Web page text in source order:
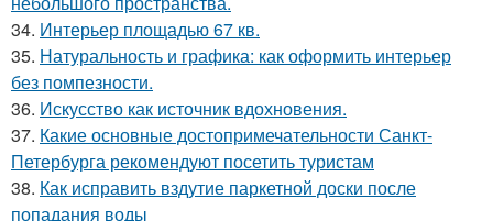
34. Интерьер площадью 67 кв.
35. Натуральность и графика: как оформить интерьер
без помпезности.
36. Искусство как источник вдохновения.
37. Какие основные достопримечательности Санкт-
Петербурга рекомендуют посетить туристам
38. Как исправить вздутие паркетной доски после
попадания воды